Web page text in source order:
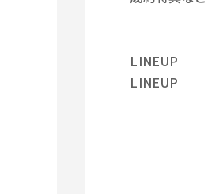
LINEUP
LINEUP